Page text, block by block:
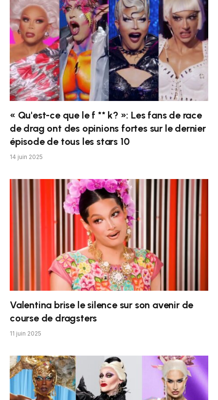
« Qu'est-ce que le f ** k? »: Les fans de race
de drag ont des opinions fortes sur le dernier
épisode de tous les stars 10
14 juin 2025
Valentina brise le silence sur son avenir de
course de dragsters
11 juin 2025